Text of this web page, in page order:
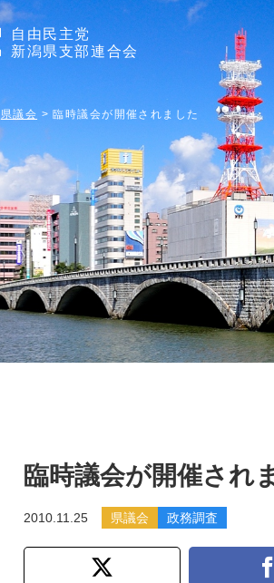
自由民主党
新潟県支部連合会
県議会 > 臨時議会が開催されました
臨時議会が開催され
2010.11.25 県議会 政務調査